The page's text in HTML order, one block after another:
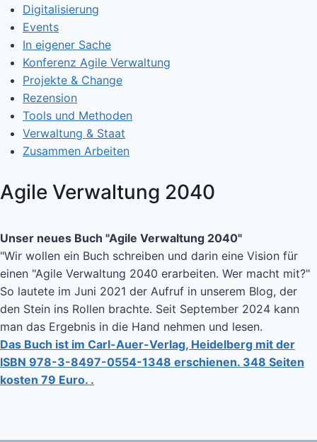
Digitalisierung
Events
In eigener Sache
Konferenz Agile Verwaltung
Projekte & Change
Rezension
Tools und Methoden
Verwaltung & Staat
Zusammen Arbeiten
Agile Verwaltung 2040
Unser neues Buch "Agile Verwaltung 2040"
"Wir wollen ein Buch schreiben und darin eine Vision für
einen "Agile Verwaltung 2040 erarbeiten. Wer macht mit?"
So lautete im Juni 2021 der Aufruf in unserem Blog, der
den Stein ins Rollen brachte. Seit September 2024 kann
man das Ergebnis in die Hand nehmen und lesen.
Das Buch ist im Carl-Auer-Verlag, Heidelberg mit der
ISBN 978-3-8497-0554-1348 erschienen. 348 Seiten
kosten 79 Euro. .